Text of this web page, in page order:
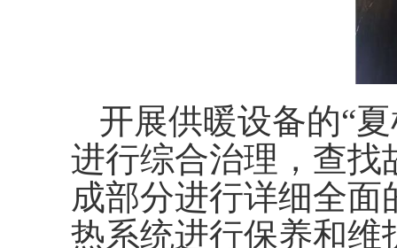
开展供暖设备的“
进行综合治理，查找
成部分进行详细全
热系统进行保养和维